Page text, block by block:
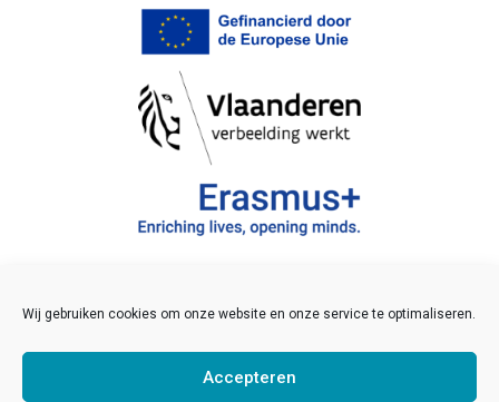
Wij gebruiken cookies om onze website en onze service te optimaliseren.
Accepteren
©2021 JINT vzw
Veelgestelde vragen
Disclaimer